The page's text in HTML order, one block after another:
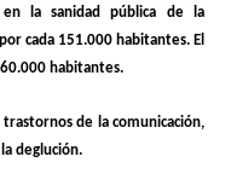
la sanidad pública de la
cada 151.000 habitantes. El
habitantes.
de la comunicación,
deglución.